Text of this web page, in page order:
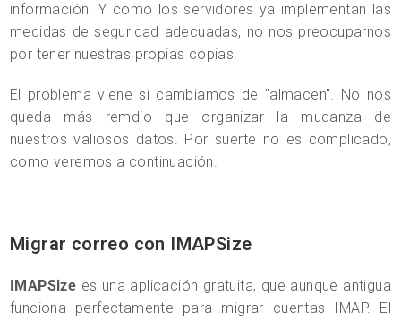
información. Y como los servidores ya implementan las
medidas de seguridad adecuadas, no nos preocuparnos
por tener nuestras propias copias.
El problema viene si cambiamos de "almacen". No nos
queda más remdio que organizar la mudanza de
nuestros valiosos datos. Por suerte no es complicado,
como veremos a continuación.
Migrar correo con IMAPSize
IMAPSize es una aplicación gratuita, que aunque antigua
funciona perfectamente para migrar cuentas IMAP. El